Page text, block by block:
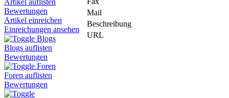
Artikel auflisten
Bewertungen
Artikel einreichen
Einreichungen ansehen
Blogs
Blogs auflisten
Bewertungen
Foren
Foren auflisten
Bewertungen
Mail
Beschreibung
URL